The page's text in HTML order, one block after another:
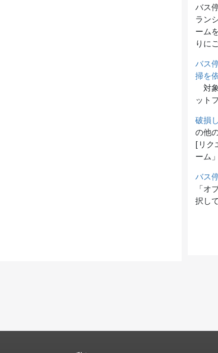
バス
ラン
ーム
りに
バス
掃を
対象
ット
破損
の他
[リク
ーム
バス
「オ
択し